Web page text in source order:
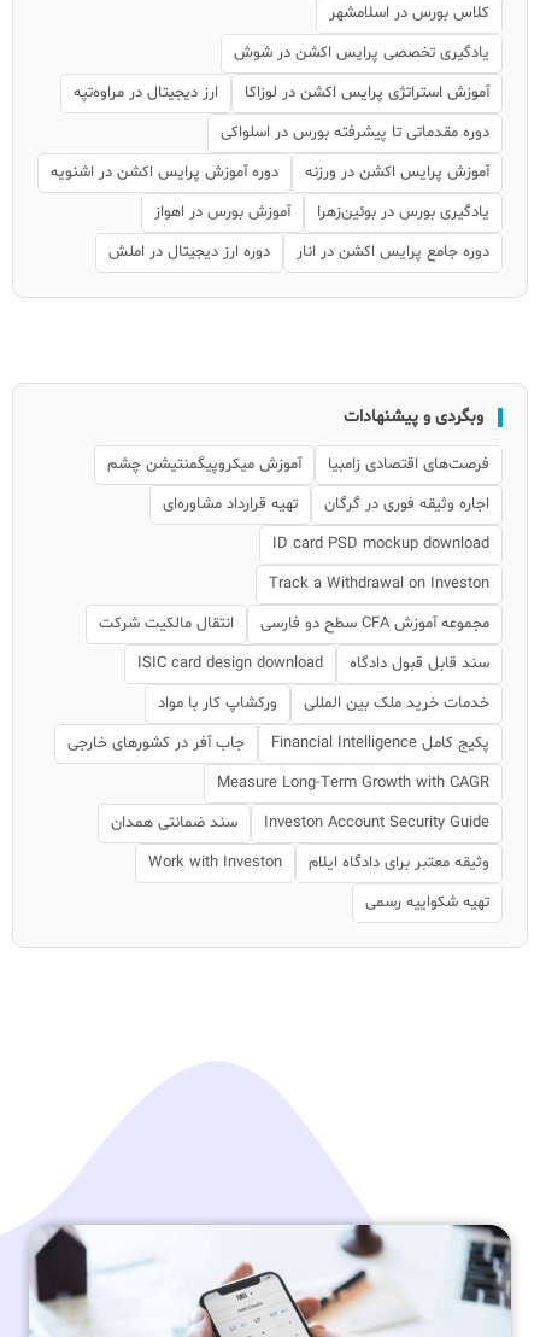
کلاس بورس در اسلامشهر
یادگیری تخصصی پرایس اکشن در شوش
آموزش استراتژی پرایس اکشن در لوزاکا
ارز دیجیتال در مراوه‌تپه
دوره مقدماتی تا پیشرفته بورس در اسلواکی
آموزش پرایس اکشن در ورزنه
دوره آموزش پرایس اکشن در اشنویه
یادگیری بورس در بوئین‌زهرا
آموزش بورس در اهواز
دوره جامع پرایس اکشن در انار
دوره ارز دیجیتال در املش
وبگردی و پیشنهادات
فرصت‌های اقتصادی زامبیا
آموزش میکروپیگمنتیشن چشم
اجاره وثیقه فوری در گرگان
تهیه قرارداد مشاوره‌ای
ID card PSD mockup download
Track a Withdrawal on Investon
مجموعه آموزش CFA سطح دو فارسی
انتقال مالکیت شرکت
سند قابل قبول دادگاه
ISIC card design download
خدمات خرید ملک بین المللی
ورکشاپ کار با مواد
پکیج کامل Financial Intelligence
جاب آفر در کشورهای خارجی
Measure Long-Term Growth with CAGR
Investon Account Security Guide
سند ضمانتی همدان
وثیقه معتبر برای دادگاه ایلام
Work with Investon
تهیه شکواییه رسمی